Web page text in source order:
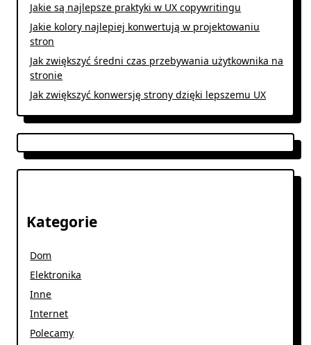
Jakie są najlepsze praktyki w UX copywritingu
Jakie kolory najlepiej konwertują w projektowaniu
stron
Jak zwiększyć średni czas przebywania użytkownika na
stronie
Jak zwiększyć konwersję strony dzięki lepszemu UX
Kategorie
Dom
Elektronika
Inne
Internet
Polecamy